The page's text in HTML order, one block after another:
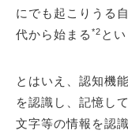
にでも起こりうる
代から始まる *2 と
とはいえ、認知機
を認識し、記憶し
文字等の情報を認